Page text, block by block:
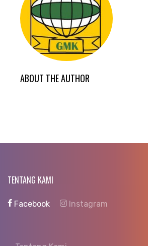
ABOUT THE AUTHOR
TENTANG KAMI
Facebook Instagram